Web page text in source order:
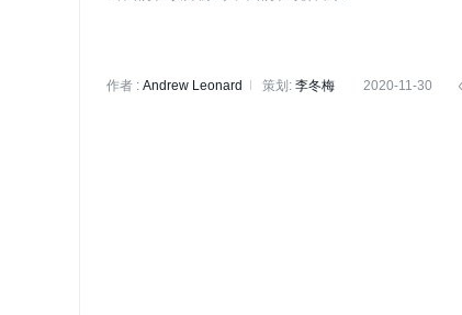
作者 : Andrew Leonard 策划: 李冬梅 2020-11-30